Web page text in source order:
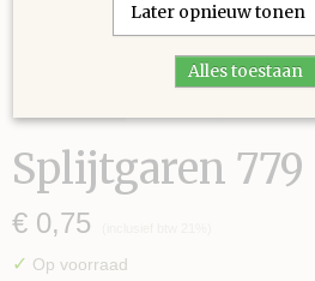
Splijtgaren 779
€ 0,75
✓ Op voorraad
Later opnieuw tonen
Alles toestaan